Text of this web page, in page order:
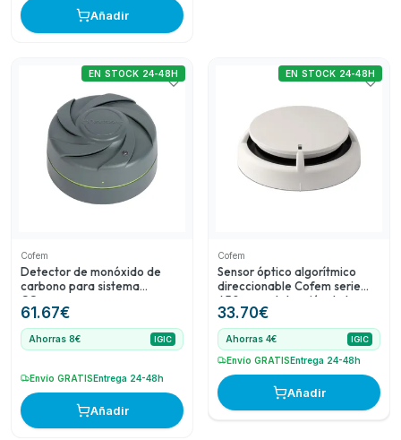
Añadir
Cofem
Detector de monóxido de
carbono para sistema
COsensor
61.67€
EN STOCK 24-48H
Ahorras 8€ IGIC
Envío GRATISEntrega 24-48h
Añadir
Cofem
Sensor óptico algorítmico
direccionable Cofem serie
A50 para detección de humo
33.70€
EN STOCK 24-48H
Ahorras 4€ IGIC
Envío GRATISEntrega 24-48h
Añadir